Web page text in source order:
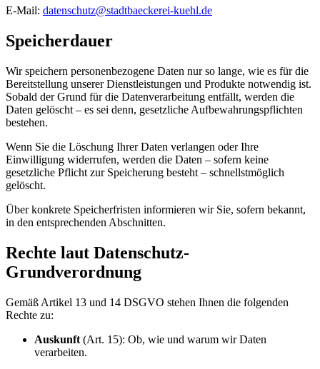
E-Mail: datenschutz@stadtbaeckerei-kuehl.de
Speicherdauer
Wir speichern personenbezogene Daten nur so lange, wie es für die
Bereitstellung unserer Dienstleistungen und Produkte notwendig ist.
Sobald der Grund für die Datenverarbeitung entfällt, werden die
Daten gelöscht – es sei denn, gesetzliche Aufbewahrungspflichten
bestehen.
Wenn Sie die Löschung Ihrer Daten verlangen oder Ihre
Einwilligung widerrufen, werden die Daten – sofern keine
gesetzliche Pflicht zur Speicherung besteht – schnellstmöglich
gelöscht.
Über konkrete Speicherfristen informieren wir Sie, sofern bekannt,
in den entsprechenden Abschnitten.
Rechte laut Datenschutz-
Grundverordnung
Gemäß Artikel 13 und 14 DSGVO stehen Ihnen die folgenden
Rechte zu:
Auskunft (Art. 15): Ob, wie und warum wir Daten
verarbeiten.